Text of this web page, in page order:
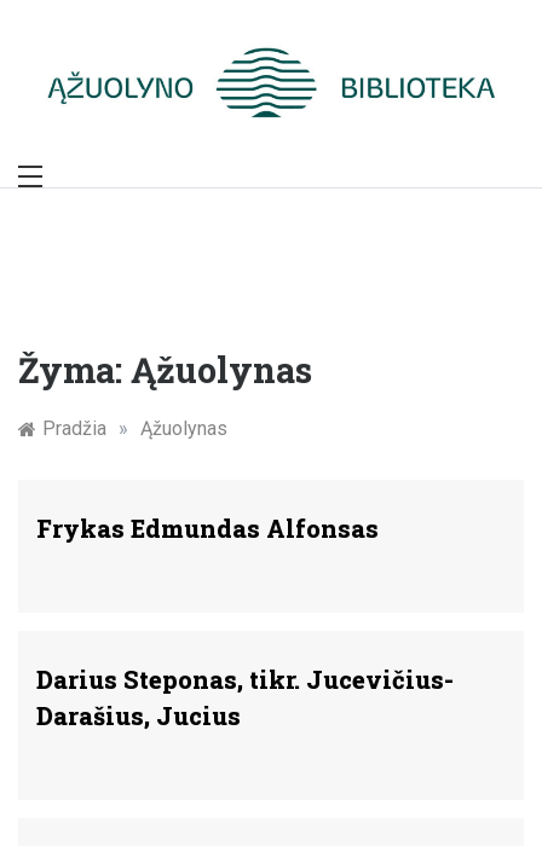
Žymūs Kauno
Žyma:Ąžuolynas
Pradžia » Ąžuolynas
Frykas Edmundas Alfonsas
Darius Steponas, tikr. Jucevičius-
Darašius, Jucius